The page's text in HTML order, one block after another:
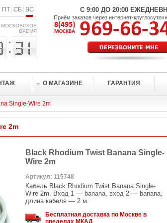
ПТ СБ ВС
МОСКОВСКОЕ
ВРЕМЯ
С 9:00 ДО 20:00
Приём заказов через интернет-
О МАГАЗИНЕ ГАРАНТИЯ
Single-Wire 2m
2m
Black Rhodium Twist Banana Single-
Wire 2m
Артикул: 115748
Кабель Black Rhodium Twist Banana Single-
Wire 2m. Вход 1 — banana, вход 2 — banana,
длина кабеля — 2 м.
Бесплатная доставка по Москве в
пределах МКАД